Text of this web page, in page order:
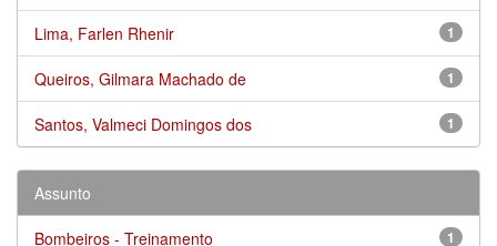
1
Lima, Farlen Rhenir
1
Queiros, Gilmara Machado de
1
Santos, Valmeci Domingos dos
Assunto
1
Bombeiros - Treinamento